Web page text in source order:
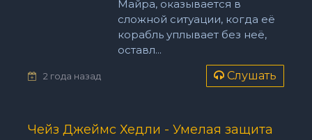
Майра, оказывается в
сложной ситуации, когда её
корабль уплывает без неё,
оставл...
2 года назад Слушать
Чейз Джеймс Хедли - Умелая защита